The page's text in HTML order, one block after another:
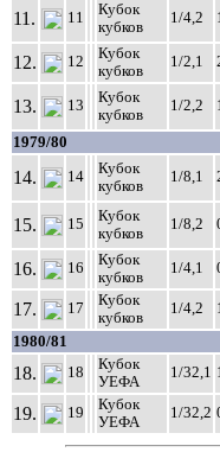
11. 11
Кубок
кубков
1/4,2
12. 12
Кубок
кубков
1/2,1
13. 13
Кубок
кубков
1/2,2
1979/80
14. 14
Кубок
кубков
1/8,1
15. 15
Кубок
кубков
1/8,2
16. 16
Кубок
кубков
1/4,1
17. 17
Кубок
кубков
1/4,2
1980/81
18. 18
Кубок
УЕФА
1/32,1
19. 19
Кубок
УЕФА
1/32,2